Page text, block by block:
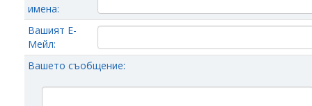
имена:
Вашият Е-
Мейл:
Вашето съобщение: